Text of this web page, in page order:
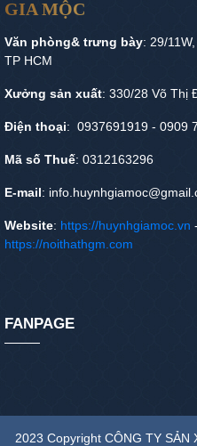
GIA MỘC
Văn phòng& trưng bày: 29/
TP HCM
Xưởng sản xuất: 330/28 Võ Thị
Điện thoại: 0937691919 - 0909
Mã số Thuế: 0312163296
E-mail:
Website: https://huynhgiamoc.vn -
https://noithathgm.com
FANPAGE
2023 Copyright CÔNG TY SẢN